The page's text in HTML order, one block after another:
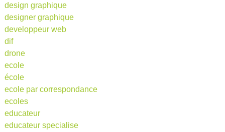
design graphique
designer graphique
developpeur web
dif
drone
ecole
école
ecole par correspondance
ecoles
educateur
educateur specialise